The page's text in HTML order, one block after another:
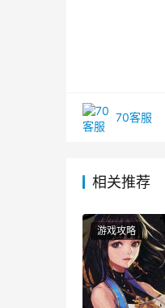
70客服
相关推荐
游戏攻略